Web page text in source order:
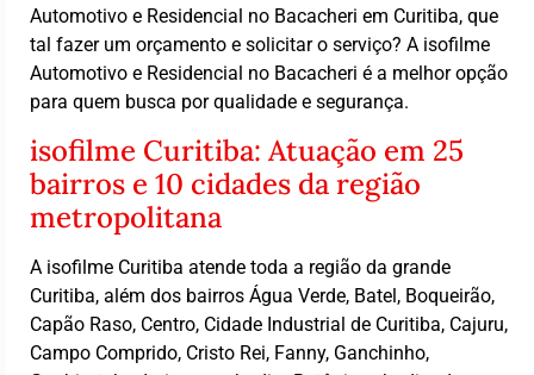
Automotivo e Residencial no Bacacheri em Curitiba, que
tal fazer um orçamento e solicitar o serviço? A isofilme
Automotivo e Residencial no Bacacheri é a melhor opção
para quem busca por qualidade e segurança.
isofilme Curitiba: Atuação em 25
bairros e 10 cidades da região
metropolitana
A isofilme Curitiba atende toda a região da grande
Curitiba, além dos bairros Água Verde, Batel, Boqueirão,
Capão Raso, Centro, Cidade Industrial de Curitiba, Cajuru,
Campo Comprido, Cristo Rei, Fanny, Ganchinho,